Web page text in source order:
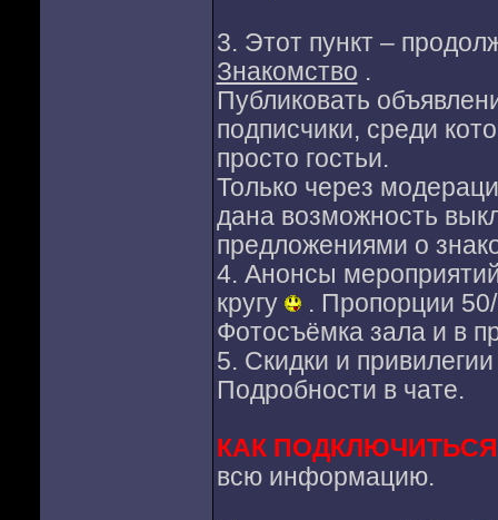
3. Этот пункт –
Знакомство .
Публиковать
подписчики, среди
просто гостьи.
Только через
дана возможность
предложениями о
4. Анонсы
кругу
. Пропорции
Фотосъёмка зала и в
5. Скидки и
Подробности в чате.
КАК
всю информацию.